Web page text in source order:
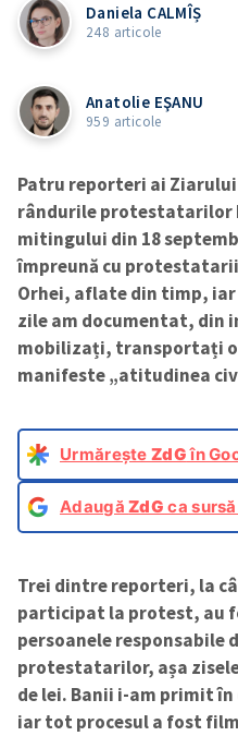
Daniela CALMÎȘ
248 articole
Anatolie EŞANU
959 articole
Patru reporteri ai
rândurile protestatarilor
mitingului din 18
împreună cu
Orhei, aflate din timp,
zile am documentat, din
mobilizați, transportați
manifeste „atitudinea
Urmărește ZdGîn
AdaugăZdG ca
Trei dintre reporteri, la
participat la protest, au
persoanele responsabile
protestatarilor, așa
de lei. Banii i-am primit
iar tot procesul a fost